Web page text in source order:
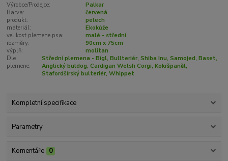
Výrobce/Prodejce:
Palkar
Barva:
červená
produkt:
pelech
materiál:
Ekokůže
velikost plemene psa:
malé - střední
rozměry:
90cm x 75cm
výplň:
molitan
Dle
plemene:
Střední plemena - Bígl, Bullteriér, Shiba Inu, Samojed, Baset,
Anglický buldog, Cardigan Welsh Corgi, Kokršpaněl,
Stafordšírský bulteriér, Whippet
Kompletní specifikace
Parametry
Komentáře 0